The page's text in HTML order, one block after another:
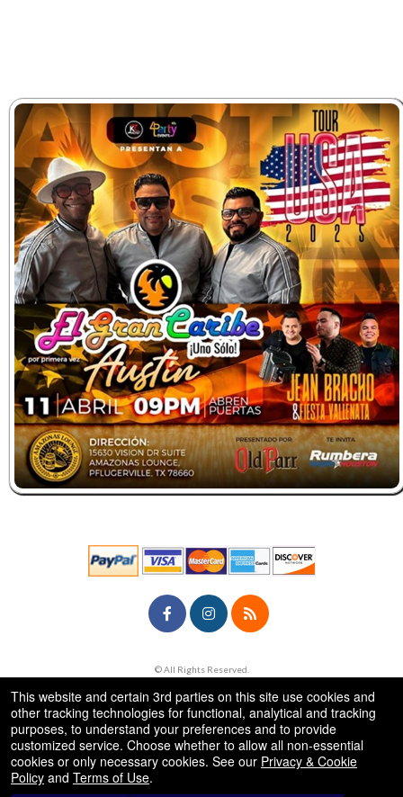
© All Rights Reserved.
50.28.84.148
Terms of Use
This website and certain 3rd parties on this site use cookies and
other tracking technologies for functional, analytical and tracking
purposes, to understand your preferences and to provide
customized service. Choose whether to allow all non-essential
cookies or only necessary cookies. See our Privacy & Cookie
Policy and Terms of Use.